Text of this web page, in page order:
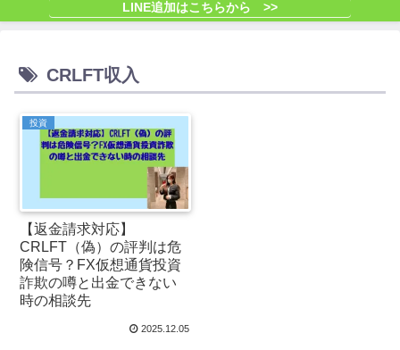
LINE追加はこちらから >>
CRLFT収入
投資
【返金請求対応】
CRLFT（偽）の評判は危
険信号？FX仮想通貨投資
詐欺の噂と出金できない
時の相談先
2025.12.05